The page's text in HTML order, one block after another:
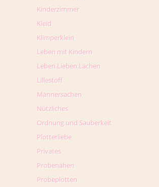
Kinderzimmer
Kleid
Klimperklein
Leben mit Kindern
Leben.Lieben.Lachen
Lillestoff
Männersachen
Nützliches
Ordnung und Sauberkeit
Plotterliebe
Privates
Probenähen
Probeplotten